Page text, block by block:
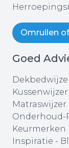
Omruilen
Goed
Kussenwijzer
Matraswijzer
Onderhoud-
Keurmerken
Inspiratie -